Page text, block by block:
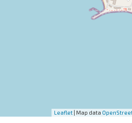
Leaflet | Map data